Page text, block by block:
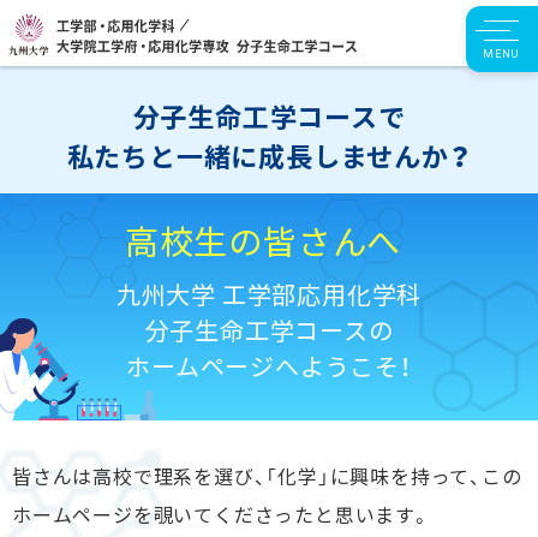
MENU
分子生命工学コースで
私たちと一緒に成長しませんか？
高校生の皆さんへ
九州大学 工学部応用化学科
分子生命工学コースの
ホームページへようこそ！
皆さんは高校で理系を選び、「化学」に興味を持って、この
ホームページを覗いてくださったと思います。